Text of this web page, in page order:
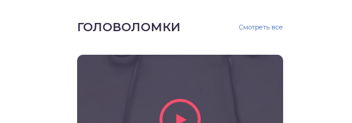
ГОЛОВОЛОМКИ Смотреть все